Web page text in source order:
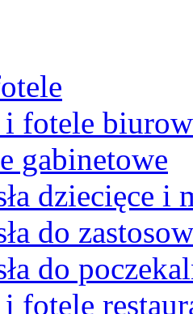
i fotele
gabinetowe
dziecięce i
do
do
i fotele